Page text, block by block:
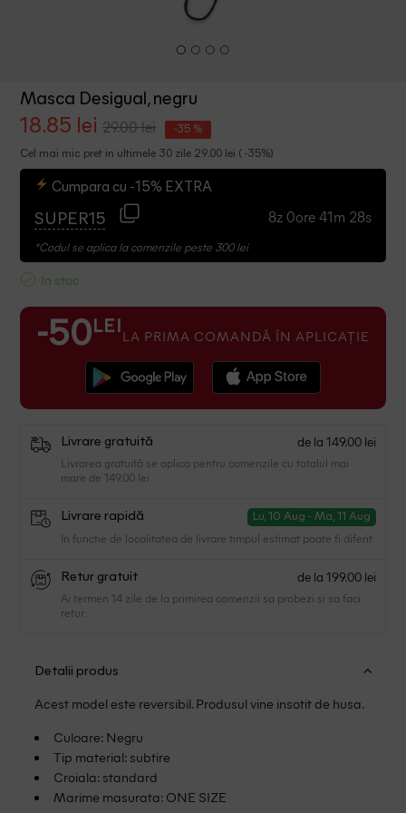
Masca Desigual, negru
18.85 lei 29.00 lei -35 %
Cel mai mic pret in ultimele 30 zile 29.00 lei ( -35%)
Cumpara cu -15% EXTRA
SUPER15 8z 0ore 41m 28s
*Codul se aplica la comenzile peste 300 lei
In stoc
-50 LEI LA PRIMA COMANDĂ ÎN APLICAȚIE
Livrare gratuită de la 149.00 lei
Livrarea gratuită se aplica pentru comenzile cu totalul mai
mare de 149.00 lei
Livrare rapidă Lu, 10 Aug - Ma, 11 Aug
In functie de localitatea de livrare timpul estimat poate fi diferit.
Retur gratuit de la 199.00 lei
Ai termen 14 zile de la primirea comenzii sa probezi si sa faci
retur.
Detalii produs
Acest model este reversibil. Produsul vine insotit de husa.
Culoare: Negru
Tip material: subtire
Croiala: standard
Marime masurata: ONE SIZE